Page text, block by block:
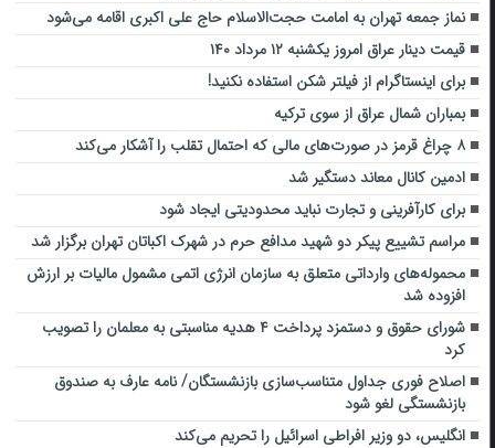
نماز جمعه تهران به امامت حجت‌الاسلام حاج علی اکبری اقامه می‌شود
قیمت دینار عراق امروز یکشنبه ۱۲ مرداد ۱۴۰
برای اینستاگرام از فیلتر شکن استفاده نکنید!
بمباران شمال عراق از سوی ترکیه
۸ چراغ قرمز در صورت‌های مالی که احتمال تقلب را آشکار می‌کند
ادمین کانال معاند دستگیر شد
برای کارآفرینی و تجارت نباید محدودیتی ایجاد شود
مراسم تشییع پیکر دو شهید مدافع حرم در شهرک اکباتان تهران برگزار شد
محموله‌های وارداتی متعلق به سازمان انرژی اتمی مشمول مالیات بر ارزش
افزوده شد
شورای حقوق و دستمزد پرداخت ۴ هدیه مناسبتی به معلمان را تصویب
کرد
اصلاح فوری جداول متناسب‌سازی بازنشستگان/ نامه عارف به صندوق
بازنشستگی لغو شود
انگلیس، دو وزیر افراطی اسرائیل را تحریم می‌کند